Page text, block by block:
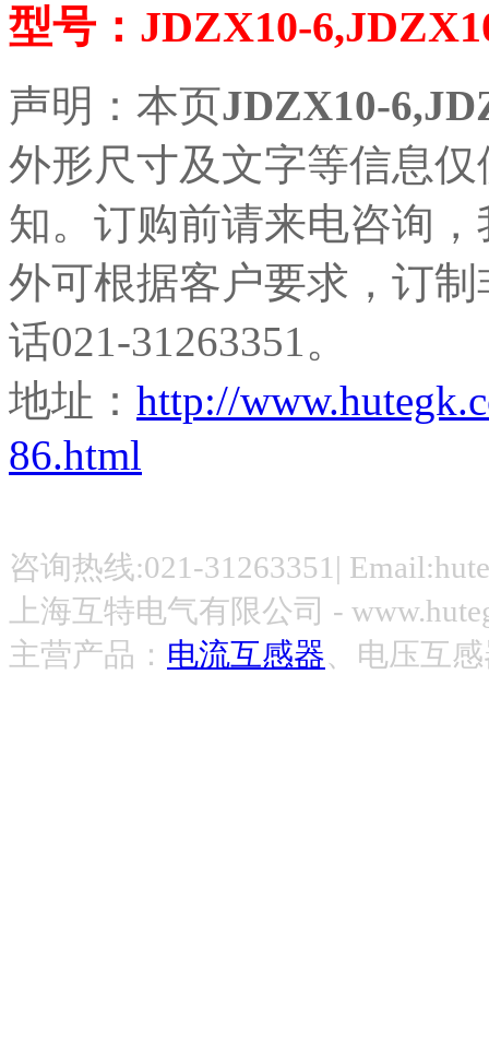
型号：JDZX10-
声明：本页JDZX10-
外形尺寸及文字等信息
知。订购前请来电咨询
外可根据客户要求，订
话021-31263351。
地址： http://
86.html
咨询热线:021-31263351|
上海互特电气有限公司 -
主营产品： 电流互感器、电压互